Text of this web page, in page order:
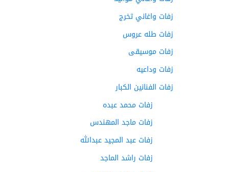
زفات واغاني تخرج
زفات طله عروس
زفات موسيقى
زفات وداعيه
زفات الفنانين الكبار
زفات محمد عبده
زفات ماجد المهندس
زفات عبد المجيد عبدالله
زفات راشد الماجد